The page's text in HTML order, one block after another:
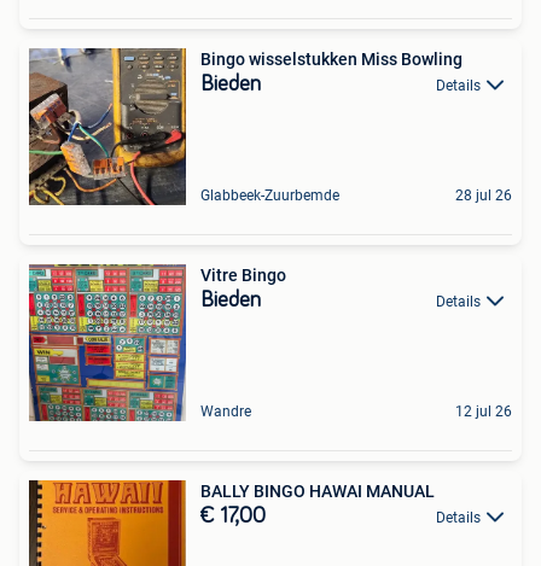
Bingo wisselstukken Miss Bowling
Bieden Details
Glabbeek-Zuurbemde 28 jul 26
Vitre Bingo
Bieden Details
Wandre 12 jul 26
BALLY BINGO HAWAI MANUAL
€ 17,00 Details